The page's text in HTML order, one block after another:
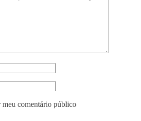
comentário público